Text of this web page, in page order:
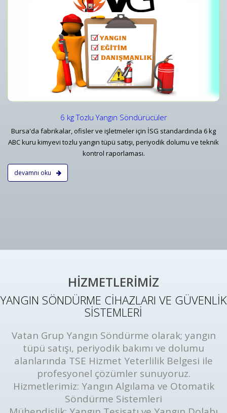
6 kg Tozlu Yangın Söndürücüler
Bursa'da fabrikalar, ofisler ve işletmeler için İSG standardında 6 kg
ABC kuru kimyevi tozlu yangın tüpü satışı, periyodik dolumu ve teknik
kontrol raporlaması.
devamnı oku
12 kg Tozlu Yangın
12 kg Tozlu Yangın
Detaylar
HİZMETLERİMİZ
YANGIN SÖNDÜRME CİHAZLARI VE GÜVENLİK
SİSTEMLERİ
Vatan Grup Yangın Söndürme olarak; yangın
tüpü satışı, periyodik bakımı ve dolumu
alanlarında TSE Hizmet Yeterlilik Belgesi ile
profesyonel çözümler sunuyoruz.
Hizmetlerimiz: Yangın Algılama ve Otomatik
Söndürme Sistemleri